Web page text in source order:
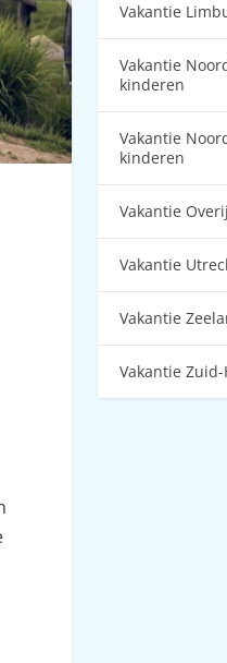
Vakantie
Vakantie
kinderen
Vakantie
kinderen
Vakantie
Vakantie
Vakantie
Vakantie